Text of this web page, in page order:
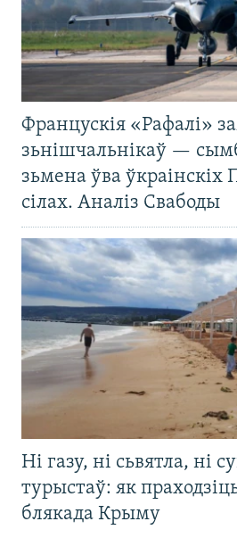
Францускія «Рафалі»
зьнішчальнікаў —
зьмена ўва ўкраінскіх
сілах. Аналіз Свабоды
Ні газу, ні сьвятла, ні
турыстаў: як
блякада Крыму